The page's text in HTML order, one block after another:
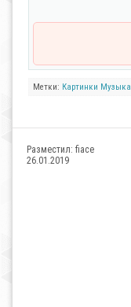
Метки: Картинки Музыка
Разместил: fiace
26.01.2019